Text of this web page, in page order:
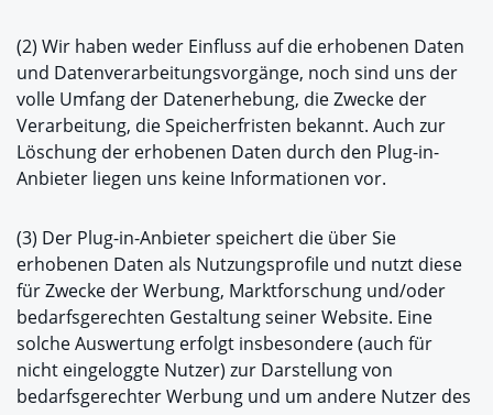
(2) Wir haben weder Einfluss auf die erhobenen Daten
und Datenverarbeitungsvorgänge, noch sind uns der
volle Umfang der Datenerhebung, die Zwecke der
Verarbeitung, die Speicherfristen bekannt. Auch zur
Löschung der erhobenen Daten durch den Plug-in-
Anbieter liegen uns keine Informationen vor.
(3) Der Plug-in-Anbieter speichert die über Sie
erhobenen Daten als Nutzungsprofile und nutzt diese
für Zwecke der Werbung, Marktforschung und/oder
bedarfsgerechten Gestaltung seiner Website. Eine
solche Auswertung erfolgt insbesondere (auch für
nicht eingeloggte Nutzer) zur Darstellung von
bedarfsgerechter Werbung und um andere Nutzer des